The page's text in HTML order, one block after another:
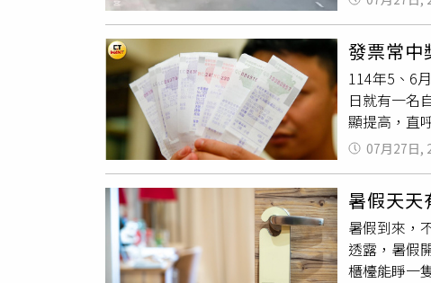
明配送距
路輿論而失焦
中，一名
擴大清查，
中東南亞及
法人員查緝
人便聲押成
虞，他還被
團的微信
檢察官深入
內實體刷卡
實際上並未
到今年1月
影劇情那樣
發票常中
114年5、6
日就有一名
顯提高，直
贈，就會直
示，自從
文曝光後，
票總共中
能預設要求
月初都會定
07月27日,
暑假天
暑假到來，
透露，暑假
櫃檯能睜一